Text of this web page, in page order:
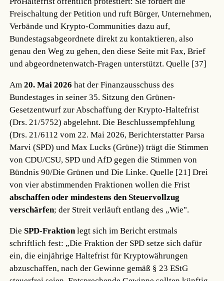
Freischaltung der Petition und ruft Bürger, Unternehmen,
Verbände und Krypto-Communities dazu auf,
Bundestagsabgeordnete direkt zu kontaktieren, also
genau den Weg zu gehen, den diese Seite mit Fax, Brief
und abgeordnetenwatch-Fragen unterstützt.Quelle [37]
Am20. Mai 2026 hat der Finanzausschuss des
Bundestages in seiner 35. Sitzung den Grünen-
Gesetzentwurf zur Abschaffung der Krypto-Haltefrist
(Drs. 21/5752) abgelehnt. Die Beschlussempfehlung
(Drs. 21/6112 vom 22. Mai 2026, Berichterstatter Parsa
Marvi (SPD) und Max Lucks (Grüne)) trägt die Stimmen
von CDU/CSU, SPD und AfD gegen die Stimmen von
Bündnis 90/Die Grünen und Die Linke.Quelle [21] Drei
von vier abstimmenden Fraktionen wollen die Frist
abschaffen oder mindestens den Steuervollzug
verschärfen; der Streit verläuft entlang des „Wie".
DieSPD-Fraktion legt sich im Bericht erstmals
schriftlich fest: „Die Fraktion der SPD setze sich dafür
ein, die einjährige Haltefrist für Kryptowährungen
abzuschaffen, nach der Gewinne gemäß § 23 EStG